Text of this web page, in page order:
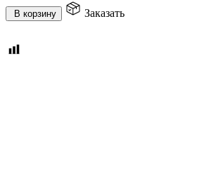
В корзину Заказать